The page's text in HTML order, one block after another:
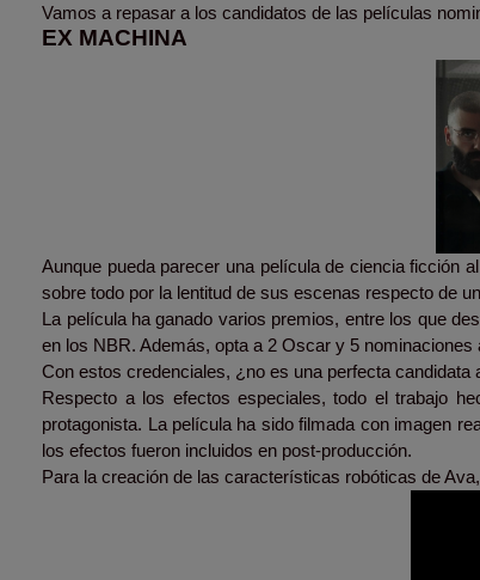
Vamos a repasar a los candidatos de las películas
EX MACHINA
Aunque pueda parecer una película de ciencia ficción
sobre todo por la lentitud de sus escenas respecto de
La película ha ganado varios premios, entre los que
en los NBR. Además, opta a 2 Oscar y 5
Con estos credenciales, ¿no es una perfecta candidata
Respecto a los efectos especiales, todo el trabajo
protagonista. La película ha sido filmada con imagen
los efectos fueron incluidos en post-producción.
Para la creación de las características robóticas de